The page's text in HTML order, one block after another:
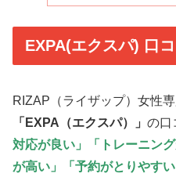
EXPA(エクスパ) 口コ
RIZAP（ライザップ）女性
「EXPA（エクスパ）」 の口
対応が良い」「トレーニン
が高い」「予約がとりやすい